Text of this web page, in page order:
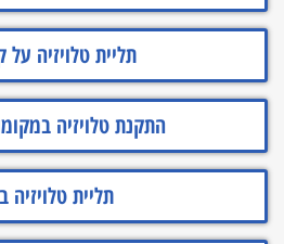
תליית טלויזיה על
התקנת טלויזיה
תליית טלויזיה